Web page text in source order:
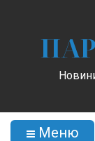
Меню